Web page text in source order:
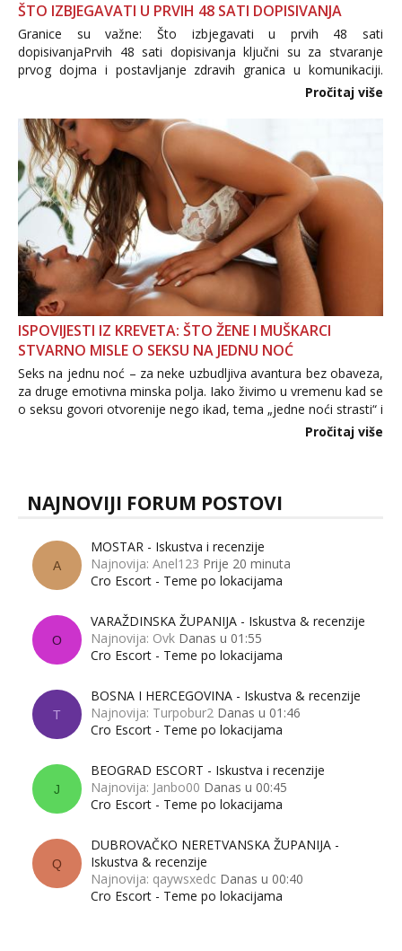
ŠTO IZBJEGAVATI U PRVIH 48 SATI DOPISIVANJA
Granice su važne: Što izbjegavati u prvih 48 sati
dopisivanjaPrvih 48 sati dopisivanja ključni su za stvaranje
prvog dojma i postavljanje zdravih granica u komunikaciji.
Važno je izbjeći prebrzo otkrivanje osobnih ili intimnih
informacija, jer nepoznata osoba još nije zaslužila to
povjerenje. Takođe...
Pročitaj više
ISPOVIJESTI IZ KREVETA: ŠTO ŽENE I MUŠKARCI
STVARNO MISLE O SEKSU NA JEDNU NOĆ
Seks na jednu noć – za neke uzbudljiva avantura bez obaveza,
za druge emotivna minska polja. Iako živimo u vremenu kad se
o seksu govori otvorenije nego ikad, tema „jedne noći strasti“ i
dalje izaziva burne rasprave. Što zapravo misle žene, a što
Pročitaj više
NAJNOVIJI FORUM POSTOVI
A
MOSTAR - Iskustva i recenzije
Najnovija: Anel123 Prije 20 minuta
Cro Escort - Teme po lokacijama
O
VARAŽDINSKA ŽUPANIJA - Iskustva & recenzije
Najnovija: Ovk Danas u 01:55
Cro Escort - Teme po lokacijama
T
BOSNA I HERCEGOVINA - Iskustva & recenzije
Najnovija: Turpobur2 Danas u 01:46
Cro Escort - Teme po lokacijama
J
BEOGRAD ESCORT - Iskustva i recenzije
Najnovija: Janbo00 Danas u 00:45
Cro Escort - Teme po lokacijama
Q
DUBROVAČKO NERETVANSKA ŽUPANIJA -
Iskustva & recenzije
Najnovija: qaywsxedc Danas u 00:40
Cro Escort - Teme po lokacijama